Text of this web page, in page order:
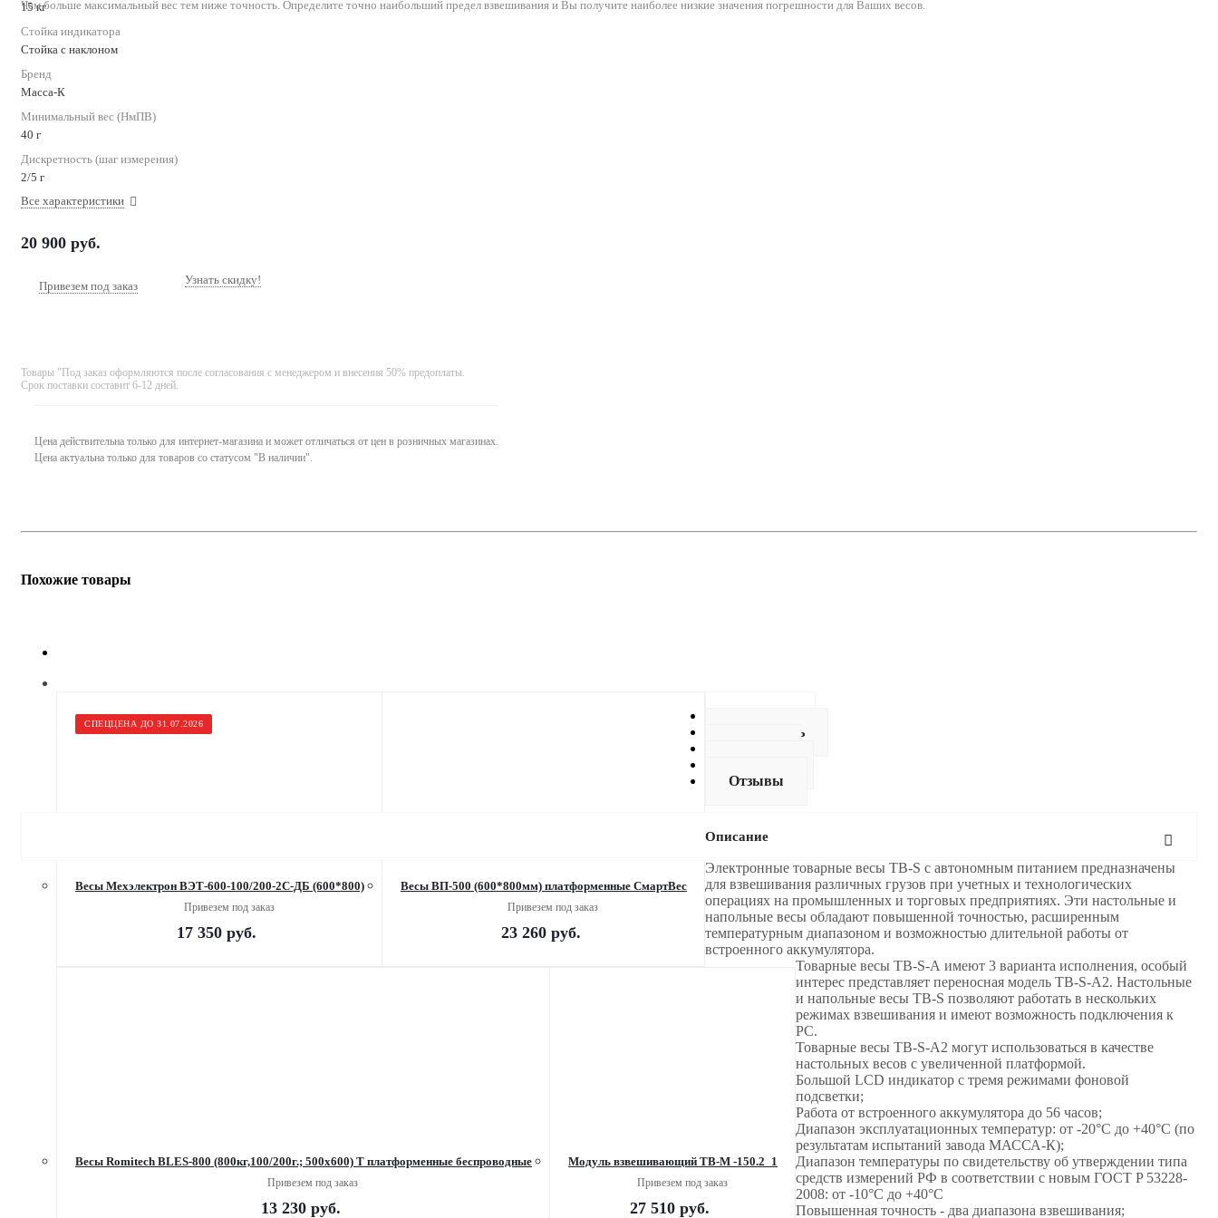
Чем больше максимальный вес тем ниже точность. Определите точно наибольший предел взвешивания и Вы получите наиболее низкие значения погрешности для Ваших весов.
15 кг
Стойка индикатора
Стойка с наклоном
Бренд
Масса-К
Минимальный вес (НмПВ)
40 г
Дискретность (шаг измерения)
2/5 г
Все характеристики
20 900 руб.
Привезем под заказ Узнать скидку!
Товары "Под заказ оформляются после согласования с менеджером и внесения 50% предоплаты.
Срок поставки составит 6-12 дней.
Цена действительна только для интернет-магазина и может отличаться от цен в розничных магазинах.
Цена актуальна только для товаров со статусом "В наличии".
Похожие товары
СПЕЦЦЕНА ДО 31.07.2026
Весы Мехэлектрон ВЭТ-600-100/200-2С-ДБ (600*800)
Привезем под заказ
17 350 руб.
Весы ВП-500 (600*800мм) платформенные СмартВес
Привезем под заказ
23 260руб.
Весы Romitech BLES-800 (800кг,100/200г.; 500х600) Т платформенные беспроводные
Привезем под заказ
13 230руб.
Модуль взвешивающий ТВ-М -150.2_1
Привезем под заказ
27 510 руб.
Как купить
Отзывы
Описание
Электронные товарные весы TB-S c автономным питанием предназначены
для взвешивания различных грузов при учетных и технологических
операциях на промышленных и торговых предприятиях. Эти настольные и
напольные весы обладают повышенной точностью, расширенным
температурным диапазоном и возможностью длительной работы от
встроенного аккумулятора.
Товарные весы TB-S-А имеют 3 варианта исполнения, особый
интерес представляет переносная модель TB-S-А2. Настольные
и напольные весы TB-S позволяют работать в нескольких
режимах взвешивания и имеют возможность подключения к
РС.
Товарные весы TB-S-А2 могут использоваться в качестве
настольных весов с увеличенной платформой.
Большой LCD индикатор с тремя режимами фоновой
подсветки;
Работа от встроенного аккумулятора до 56 часов;
Диапазон эксплуатационных температур: от -20°С до +40°С (по
результатам испытаний завода МАССА-К);
Диапазон температуры по свидетельству об утверждении типа
средств измерений РФ в соответствии с новым ГОСТ P 53228-
2008: от -10°С до +40°С
Повышенная точность - два диапазона взвешивания;